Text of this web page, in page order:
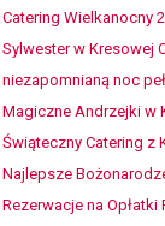
Catering Wielkanocny
Sylwester w Kresowej
niezapomnianą noc
Magiczne Andrzejki w
Świąteczny Catering z
Najlepsze
Rezerwacje na